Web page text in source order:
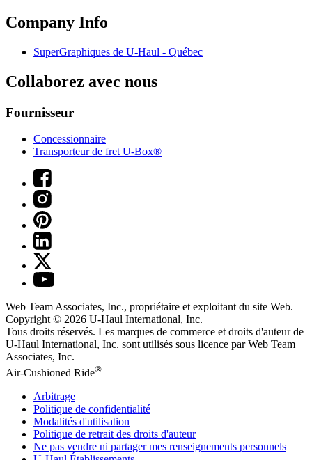
Company Info
SuperGraphiques de U-Haul - Québec
Collaborez avec nous
Fournisseur
Concessionnaire
Transporteur de fret U-Box®
Web Team Associates, Inc., propriétaire et exploitant du site Web.
Copyright © 2026 U-Haul International, Inc.
Tous droits réservés. Les marques de commerce et droits d'auteur de
U-Haul International, Inc. sont utilisés sous licence par Web Team
Associates, Inc.
Air-Cushioned Ride®
Arbitrage
Politique de confidentialité
Modalités d'utilisation
Politique de retrait des droits d'auteur
Ne pas vendre ni partager mes renseignements personnels